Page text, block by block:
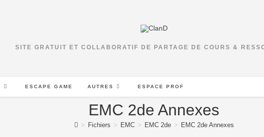
SITE GRATUIT ET COLLABORATIF DE PARTAGE DE COURS &
ESCAPE GAME AUTRES ESPACE PROF
EMC 2de Annexes
> Fichiers > EMC > EMC 2de > EMC 2de Annexes